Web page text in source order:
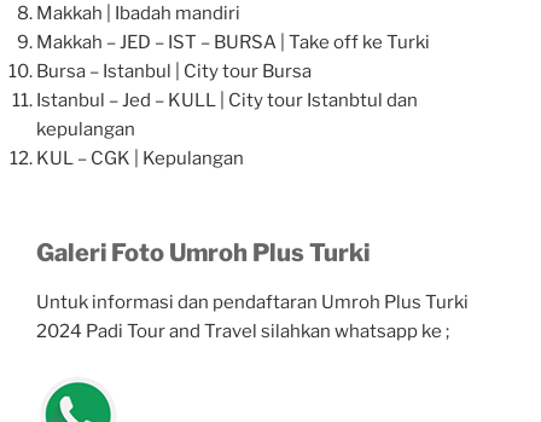
Makkah | Ibadah mandiri
Makkah – JED – IST – BURSA | Take off ke Turki
Bursa – Istanbul | City tour Bursa
Istanbul – Jed – KULL | City tour Istanbtul dan
kepulangan
KUL – CGK | Kepulangan
Galeri Foto Umroh Plus Turki
Untuk informasi dan pendaftaran Umroh Plus Turki
2024 Padi Tour and Travel silahkan whatsapp ke ;